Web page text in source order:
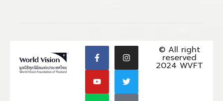
© All right
reserved
2024 WVFT